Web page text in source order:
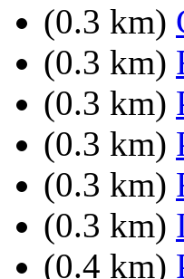
(0.3 km)
(0.3 km)
(0.3 km)
(0.3 km)
(0.3 km)
(0.3 km)
(0.4 km)